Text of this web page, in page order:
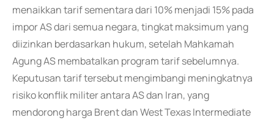
menaikkan tarif sementara dari 10% menjadi 15% pada
impor AS dari semua negara, tingkat maksimum yang
diizinkan berdasarkan hukum, setelah Mahkamah
Agung AS membatalkan program tarif sebelumnya.
Keputusan tarif tersebut mengimbangi meningkatnya
risiko konflik militer antara AS dan Iran, yang
mendorong harga Brent dan West Texas Intermediate